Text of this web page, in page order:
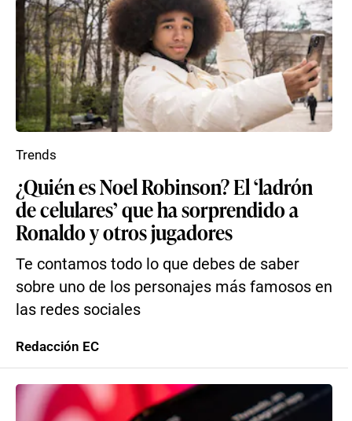
¿Quién es Noel Robinson? El ‘ladrón
de celulares’ que ha sorprendido a
Ronaldo y otros jugadores
Te contamos todo lo que debes de saber
sobre uno de los personajes más famosos en
las redes sociales
Trends
Redacción EC